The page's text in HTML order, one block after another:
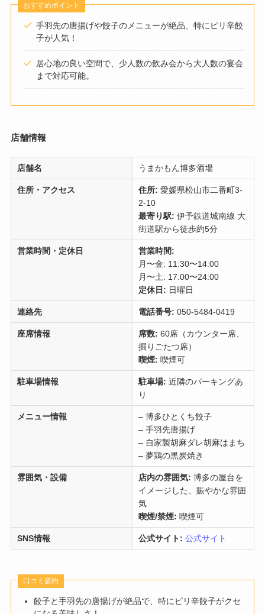
おすすめポイント
手羽先の唐揚げや餃子のメニューが絶品、特にピリ辛餃
子が人気！
居心地の良い空間で、少人数の飲み会から大人数の宴会
まで対応可能。
店舗情報
店舗名 うまかもん博多酒場
住所・アクセス 住所: 愛媛県松山市二番町3-
2-10
最寄り駅: 伊予鉄道城南線 大
街道駅から徒歩約5分
営業時間・定休日
営業時間:
月〜金: 11:30〜14:00
月〜土: 17:00〜24:00
定休日: 日曜日
連絡先 電話番号: 050-5484-0419
座席情報 席数: 60席（カウンター席、
掘りごたつ席）
喫煙: 喫煙可
駐車場情報 駐車場: 近隣のパーキングあ
り
メニュー情報
– 博多ひとくち餃子
– 手羽先唐揚げ
– 自家製胡麻ダレ胡麻はまち
– 夢鶏の黒炭焼き
雰囲気・設備 店内の雰囲気: 博多の屋台を
イメージした、賑やかな雰囲
気
喫煙/禁煙: 喫煙可
SNS情報 公式サイト: 公式サイト
口コミ要約
餃子と手羽先の唐揚げが絶品で、特にピリ辛餃子がクセ